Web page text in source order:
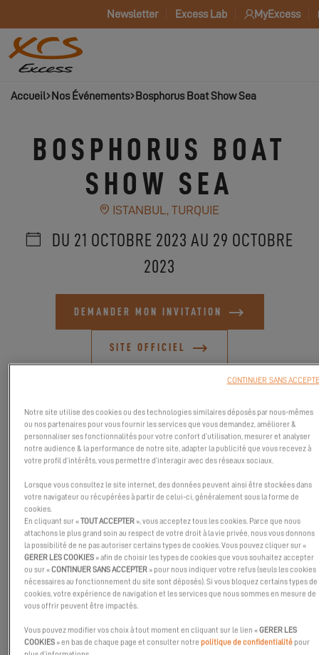
Newsletter Excess Lab MyExcess
Accueil Nos Événements Bosphorus Boat Show Sea
BOSPHORUS BOAT
SHOW SEA
ISTANBUL, TURQUIE
DU 21 OCTOBRE 2023 AU 29 OCTOBRE
2023
DEMANDER MON INVITATION
SITE OFFICIEL
Venez découvrir le Bosphorus Boat Show Sea en Turquie du 21 au
29 octobre 2023. Au coeur de la Pendik Marina d'Istanbul, ce
salon se déroule sur l'eau ! L'Exces 11 et l'Excess 15 seront
venir les visiter sous le soleil automnale. Prenez rendez-vous si
Notre site utilise des cookies ou des technologies similaires déposés par nous-mêmes
ou nos partenaires pour vous fournir les services que vous demandez, améliorer &
personnaliser ses fonctionnalités pour votre confort d’utilisation, mesurer et analyser
notre audience & la performance de notre site, adapter la publicité que vous recevez à
votre profil d’intérêts, vous permettre d’interagir avec des réseaux sociaux.
Lorsque vous consultez le site internet, des données peuvent ainsi être stockées dans
votre navigateur ou récupérées à partir de celui-ci, généralement sous la forme de
cookies.
En cliquant sur «TOUT ACCEPTER », vous acceptez tous les cookies. Parce que nous
attachons le plus grand soin au respect de votre droit à la vie privée, nous vous donnons
la possibilité de ne pas autoriser certains types de cookies. Vous pouvez cliquer sur «
GERER LES COOKIES » afin de choisir les types de cookies que vous souhaitez accepter
ou sur «CONTINUER SANS ACCEPTER » pour nous indiquer votre refus (seuls les cookies
nécessaires au fonctionnement du site sont déposés). Si vous bloquez certains types de
cookies, votre expérience de navigation et les services que nous sommes en mesure de
vous offrir peuvent être impactés.
Vous pouvez modifier vos choix à tout moment en cliquant sur le lien «GERER LES
COOKIES » en bas de chaque page et consulter notrepolitique de confidentialitépour
CONTINUER SANS